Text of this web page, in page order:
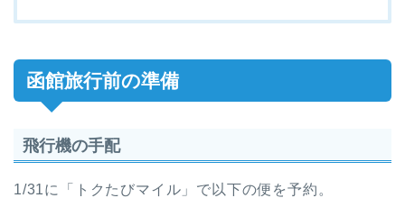
函館旅行前の準備
飛行機の手配
1/31に「トクたびマイル」で以下の便を予約。